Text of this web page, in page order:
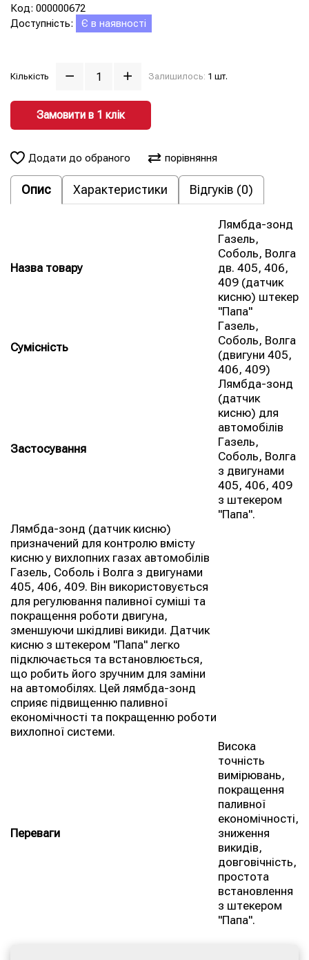
Код: 000000672
Доступність:
Є в наявності
Кількість Залишилось: 1 шт.
Замовити в 1 клiк
Додати до обраного порівняння
Опис Характеристики Відгуків (0)
Назва товару
Лямбда-зонд
Газель,
Соболь, Волга
дв. 405, 406,
409 (датчик
кисню) штекер
"Папа"
Сумісність
Газель,
Соболь, Волга
(двигуни 405,
406, 409)
Застосування
Лямбда-зонд
(датчик
кисню) для
автомобілів
Газель,
Соболь, Волга
з двигунами
405, 406, 409
з штекером
"Папа".
Лямбда-зонд (датчик кисню)
призначений для контролю вмісту
кисню у вихлопних газах автомобілів
Газель, Соболь і Волга з двигунами
405, 406, 409. Він використовується
для регулювання паливної суміші та
покращення роботи двигуна,
зменшуючи шкідливі викиди. Датчик
кисню з штекером "Папа" легко
підключається та встановлюється,
що робить його зручним для заміни
на автомобілях. Цей лямбда-зонд
сприяє підвищенню паливної
економічності та покращенню роботи
вихлопної системи.
Переваги
Висока
точність
вимірювань,
покращення
паливної
економічності,
зниження
викидів,
довговічність,
простота
встановлення
з штекером
"Папа".